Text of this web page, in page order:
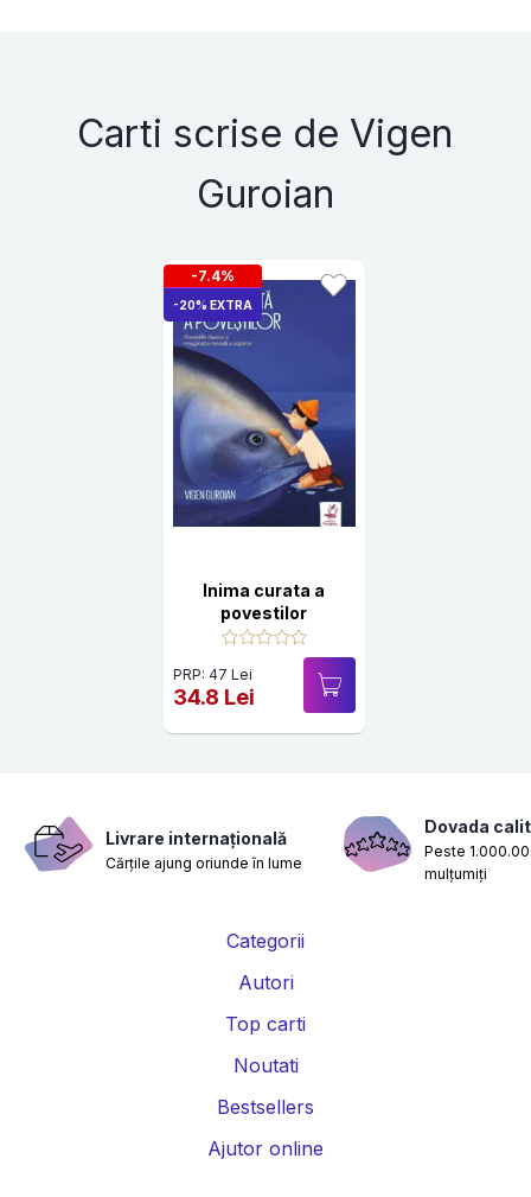
Carti scrise de Vigen
Guroian
-7.4%
-20% EXTRA
Inima curata a
povestilor
PRP: 47 Lei
34.8 Lei
Livrare internațională
Cărțile ajung oriunde în lume
Dovada
Peste
mulțumiți
Categorii
Autori
Top carti
Noutati
Bestsellers
Ajutor online